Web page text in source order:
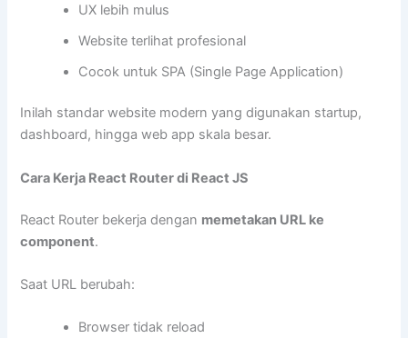
UX lebih mulus
Website terlihat profesional
Cocok untuk SPA (Single Page Application)
Inilah standar website modern yang digunakan startup,
dashboard, hingga web app skala besar.
Cara Kerja React Router di React JS
React Router bekerja dengan memetakan URL ke
component.
Saat URL berubah:
Browser tidak reload